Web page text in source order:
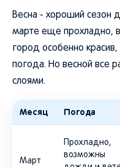
Весна - хороший сезон
марте еще прохладно, в
город особенно
погода. Но весной все
слоями.
Месяц Погода
Март
Прохладно,
возможны